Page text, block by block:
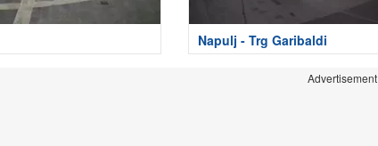
Napulj - Trg Garibaldi
Advertisement